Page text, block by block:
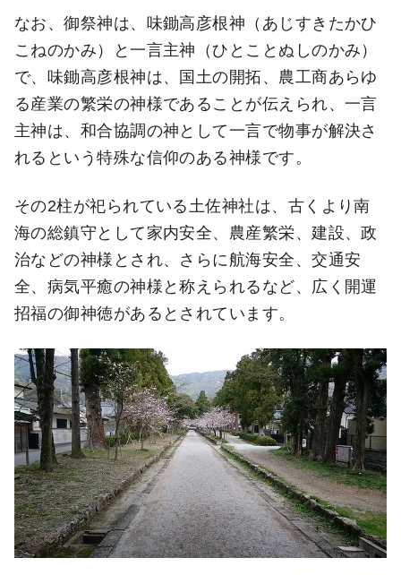
なお、御祭神は、味鋤高彦根神（あじすきたかひ
こねのかみ）と一言主神（ひとことぬしのかみ）
で、味鋤高彦根神は、国土の開拓、農工商あらゆ
る産業の繁栄の神様であることが伝えられ、一言
主神は、和合協調の神として一言で物事が解決さ
れるという特殊な信仰のある神様です。
その2柱が祀られている土佐神社は、古くより南
海の総鎮守として家内安全、農産繁栄、建設、政
治などの神様とされ、さらに航海安全、交通安
全、病気平癒の神様と称えられるなど、広く開運
招福の御神徳があるとされています。